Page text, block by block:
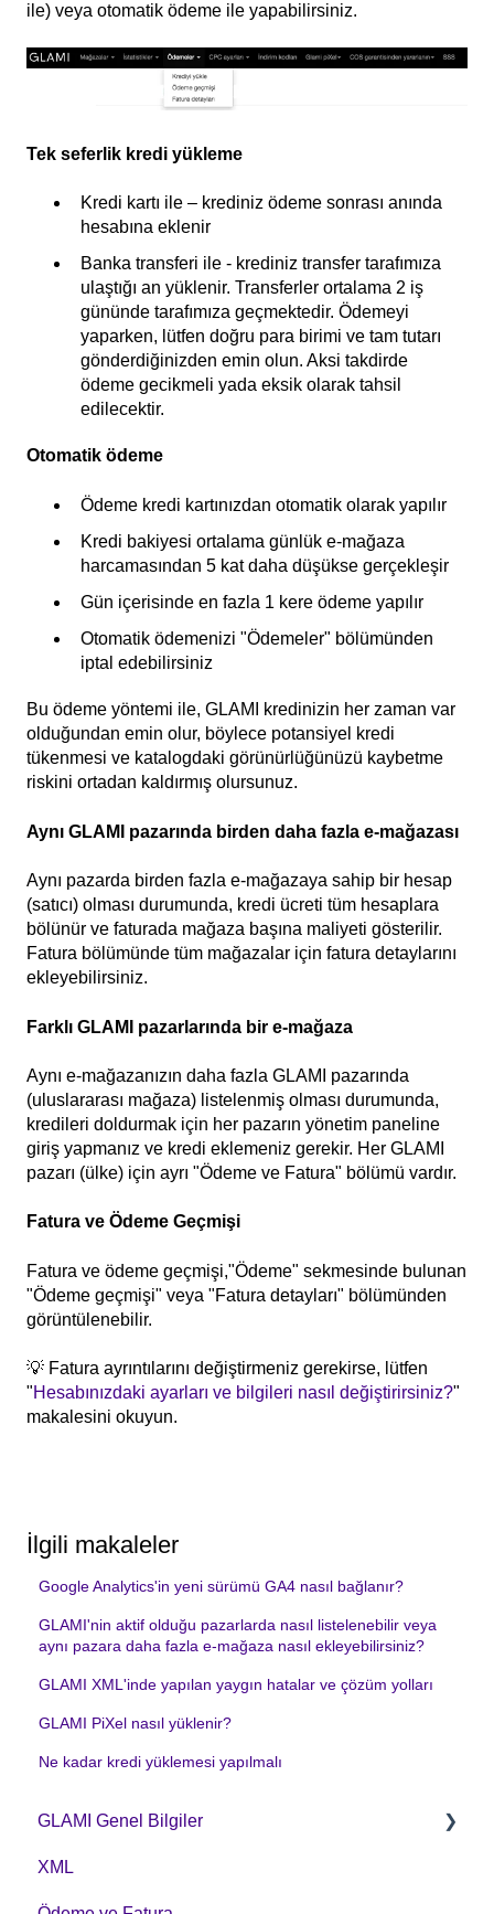
ile) veya otomatik ödeme ile yapabilirsiniz.
Tek seferlik kredi yükleme
Kredi kartı ile – krediniz ödeme sonrası anında
hesabına eklenir
Banka transferi ile - krediniz transfer tarafımıza
ulaştığı an yüklenir. Transferler ortalama 2 iş
gününde tarafımıza geçmektedir. Ödemeyi
yaparken, lütfen doğru para birimi ve tam tutarı
gönderdiğinizden emin olun. Aksi takdirde
ödeme gecikmeli yada eksik olarak tahsil
edilecektir.
Otomatik ödeme
Ödeme kredi kartınızdan otomatik olarak yapılır
Kredi bakiyesi ortalama günlük e-mağaza
harcamasından 5 kat daha düşükse gerçekleşir
Gün içerisinde en fazla 1 kere ödeme yapılır
Otomatik ödemenizi "Ödemeler" bölümünden
iptal edebilirsiniz
Bu ödeme yöntemi ile, GLAMI kredinizin her zaman var
olduğundan emin olur, böylece potansiyel kredi
tükenmesi ve katalogdaki görünürlüğünüzü kaybetme
riskini ortadan kaldırmış olursunuz.
Aynı GLAMI pazarında birden daha fazla e-mağazası
Aynı pazarda birden fazla e-mağazaya sahip bir hesap
(satıcı) olması durumunda, kredi ücreti tüm hesaplara
bölünür ve faturada mağaza başına maliyeti gösterilir.
Fatura bölümünde tüm mağazalar için fatura detaylarını
ekleyebilirsiniz.
Farklı GLAMI pazarlarında bir e-mağaza
Aynı e-mağazanızın daha fazla GLAMI pazarında
(uluslararası mağaza) listelenmiş olması durumunda,
kredileri doldurmak için her pazarın yönetim paneline
giriş yapmanız ve kredi eklemeniz gerekir. Her GLAMI
pazarı (ülke) için ayrı "Ödeme ve Fatura" bölümü vardır.
Fatura ve Ödeme Geçmişi
Fatura ve ödeme geçmişi,"Ödeme" sekmesinde bulunan
"Ödeme geçmişi" veya "Fatura detayları" bölümünden
görüntülenebilir.
💡 Fatura ayrıntılarını değiştirmeniz gerekirse, lütfen
"Hesabınızdaki ayarları ve bilgileri nasıl değiştirirsiniz?"
makalesini okuyun.
İlgili makaleler
Google Analytics'in yeni sürümü GA4 nasıl bağlanır?
GLAMI'nin aktif olduğu pazarlarda nasıl listelenebilir veya
aynı pazara daha fazla e-mağaza nasıl ekleyebilirsiniz?
GLAMI XML'inde yapılan yaygın hatalar ve çözüm yolları
GLAMI PiXel nasıl yüklenir?
Ne kadar kredi yüklemesi yapılmalı
GLAMI Genel Bilgiler
Information for newly registered shops
XML